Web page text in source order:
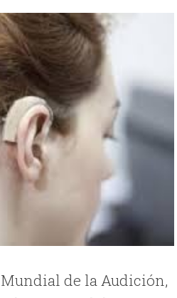
de la Audición,